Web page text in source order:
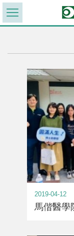
2019-04-12
馬偕醫學